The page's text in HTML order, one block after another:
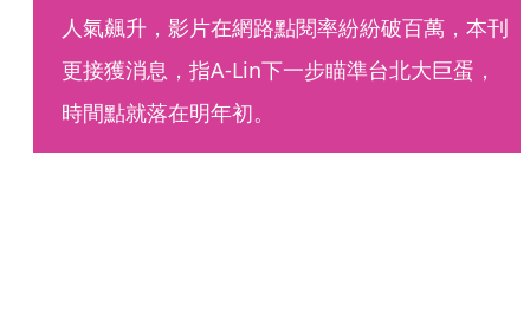
人氣飆升，影片在網路點閱率紛紛破百萬，本刊
更接獲消息，指A-Lin下一步瞄準台北大巨蛋，
時間點就落在明年初。